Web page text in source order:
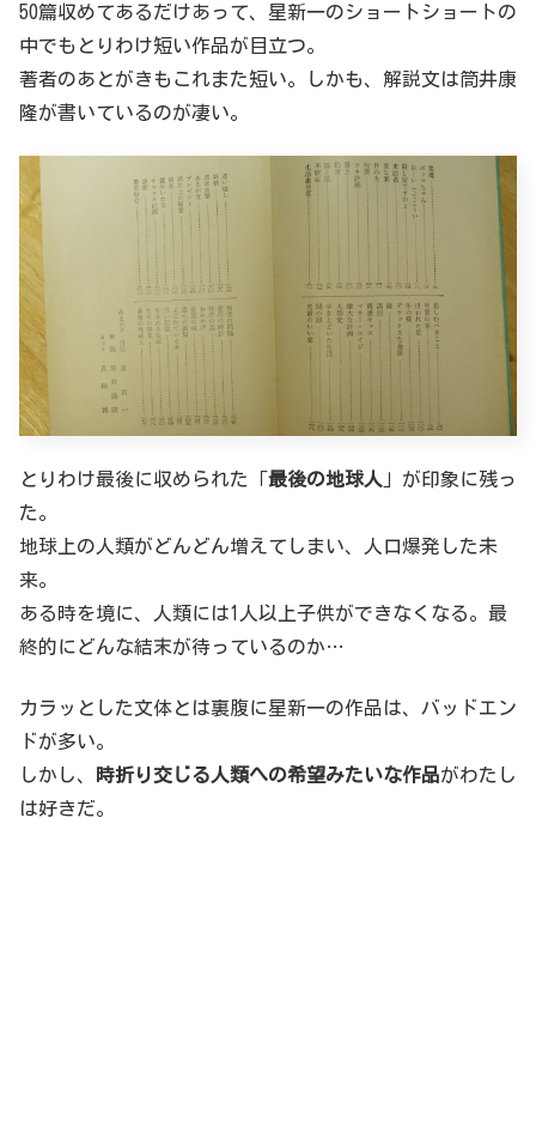
50篇収めてあるだけあって、星新一のショートショートの
中でもとりわけ短い作品が目立つ。
著者のあとがきもこれまた短い。しかも、解説文は筒井康
隆が書いているのが凄い。
とりわけ最後に収められた「最後の地球人 」が印象に残っ
た。
地球上の人類がどんどん増えてしまい、人口爆発した未
来。
ある時を境に、人類には1人以上子供ができなくなる。最
終的にどんな結末が待っているのか…
カラッとした文体とは裏腹に星新一の作品は、バッドエン
ドが多い。
しかし、
時折り交じる人類への希望みたいな作品がわたし
は好きだ。